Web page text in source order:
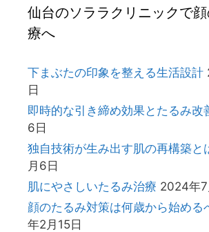
仙台のソララクリニックで
療へ
下まぶたの印象を整える生活設計
日
即時的な引き締め効果とたるみ改
6日
独自技術が生み出す肌の再構築と
月6日
肌にやさしいたるみ治療 2024年7
顔のたるみ対策は何歳から始める
年2月15日